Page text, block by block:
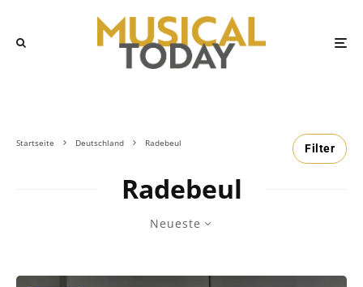
Startseite Deutschland Radebeul Filter
Radebeul
Neueste